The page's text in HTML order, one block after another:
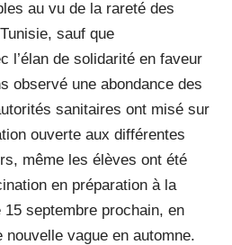
au vu de la rareté des
sauf que
l’élan de solidarité en faveur
observé une abondance des
sanitaires ont misé sur
ouverte aux différentes
même les élèves ont été
en préparation à la
septembre prochain, en
nouvelle vague en automne.